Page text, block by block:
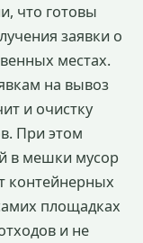
что готовы
заявки о
местах.
на вывоз
и очистку
При этом
в мешки мусор
контейнерных
площадках
и не